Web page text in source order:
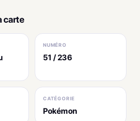
carte
NUMÉRO
51 / 236
CATÉGORIE
Pokémon